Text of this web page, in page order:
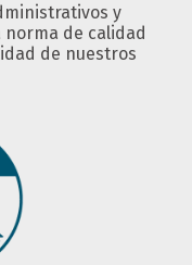
y
de calidad
de nuestros